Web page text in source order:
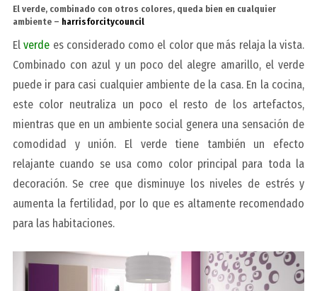
El verde, combinado con otros colores, queda bien en cualquier
ambiente – harrisforcitycouncil
Elverde es considerado como el color que más relaja la vista.
Combinado con azul y un poco del alegre amarillo, el verde
puede ir para casi cualquier ambiente de la casa. En la cocina,
este color neutraliza un poco el resto de los artefactos,
mientras que en un ambiente social genera una sensación de
comodidad y unión. El verde tiene también un efecto
relajante cuando se usa como color principal para toda la
decoración. Se cree que disminuye los niveles de estrés y
aumenta la fertilidad, por lo que es altamente recomendado
para las habitaciones.